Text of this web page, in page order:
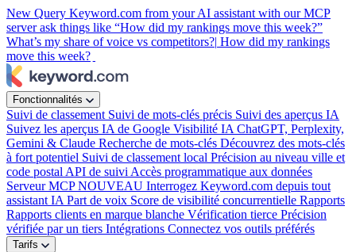
New Query Keyword.com from your AI assistant with our MCP
server ask things like “How did my rankings move this week?”
What’s my share of voice vs competitors?| How did my rankings
move this week?
Fonctionnalités
Suivi de classement Suivi de mots-clés précis Suivi des aperçus IA
Suivez les aperçus IA de Google Visibilité IA ChatGPT, Perplexity,
Gemini & Claude Recherche de mots-clés Découvrez des mots-clés
à fort potentiel Suivi de classement local Précision au niveau ville et
code postal API de suivi Accès programmatique aux données
Serveur MCPNOUVEAU Interrogez Keyword.com depuis tout
assistant IA Part de voix Score de visibilité concurrentielle Rapports
Rapports clients en marque blanche Vérification tierce Précision
vérifiée par un tiers Intégrations Connectez vos outils préférés
Tarifs